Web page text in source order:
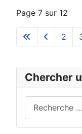
Chercher
Page 7 sur 12
2